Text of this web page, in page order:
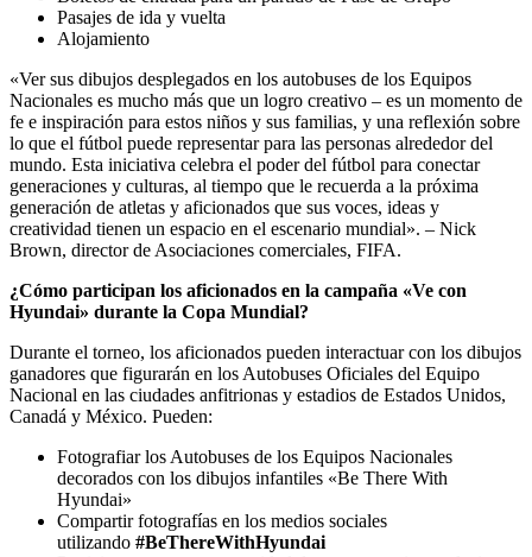
Pasajes de ida y vuelta
Alojamiento
«Ver sus dibujos desplegados en los autobuses de los Equipos
Nacionales es mucho más que un logro creativo – es un momento de
fe e inspiración para estos niños y sus familias, y una reflexión sobre
lo que el fútbol puede representar para las personas alrededor del
mundo. Esta iniciativa celebra el poder del fútbol para conectar
generaciones y culturas, al tiempo que le recuerda a la próxima
generación de atletas y aficionados que sus voces, ideas y
creatividad tienen un espacio en el escenario mundial». – Nick
Brown, director de Asociaciones comerciales, FIFA.
¿Cómo participan los aficionados en la campaña «Ve con
Hyundai» durante la Copa Mundial?
Durante el torneo, los aficionados pueden interactuar con los dibujos
ganadores que figurarán en los Autobuses Oficiales del Equipo
Nacional en las ciudades anfitrionas y estadios de Estados Unidos,
Canadá y México. Pueden:
Fotografiar los Autobuses de los Equipos Nacionales
decorados con los dibujos infantiles «Be There With
Hyundai»
Compartir fotografías en los medios sociales
utilizando #BeThereWithHyundai